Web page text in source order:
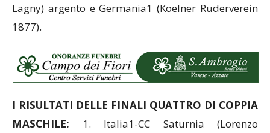
Lagny) argento e Germania1 (Koelner Ruderverein
1877).
I RISULTATI DELLE FINALI QUATTRO DI COPPIA
MASCHILE: 1. Italia1-CC Saturnia (Lorenzo